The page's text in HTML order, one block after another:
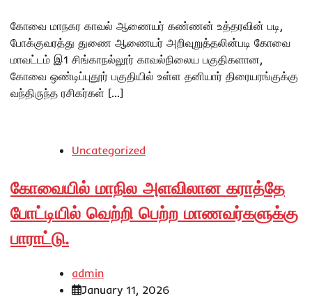
கோவை மாநகர காவல் ஆணையர் கண்ணன் உத்தரவின் படி,
போக்குவரத்து துணை ஆணையர் அறிவுறுத்தலின்படி கோவை
மாவட்டம் இ1 சிங்காநல்லூர் காவல்நிலைய பகுதிகளான,
கோவை ஒண்டிப்புதூர் பகுதியில் உள்ள தனியார் திரையரங்குக்கு
வந்திருந்த ரசிகர்கள் […]
Uncategorized
கோவையில் மாநில அளவிலான கராத்தே
போட்டியில் வெற்றி பெற்ற மாணவர்களுக்கு
பாராட்டு.
admin
January 11, 2026